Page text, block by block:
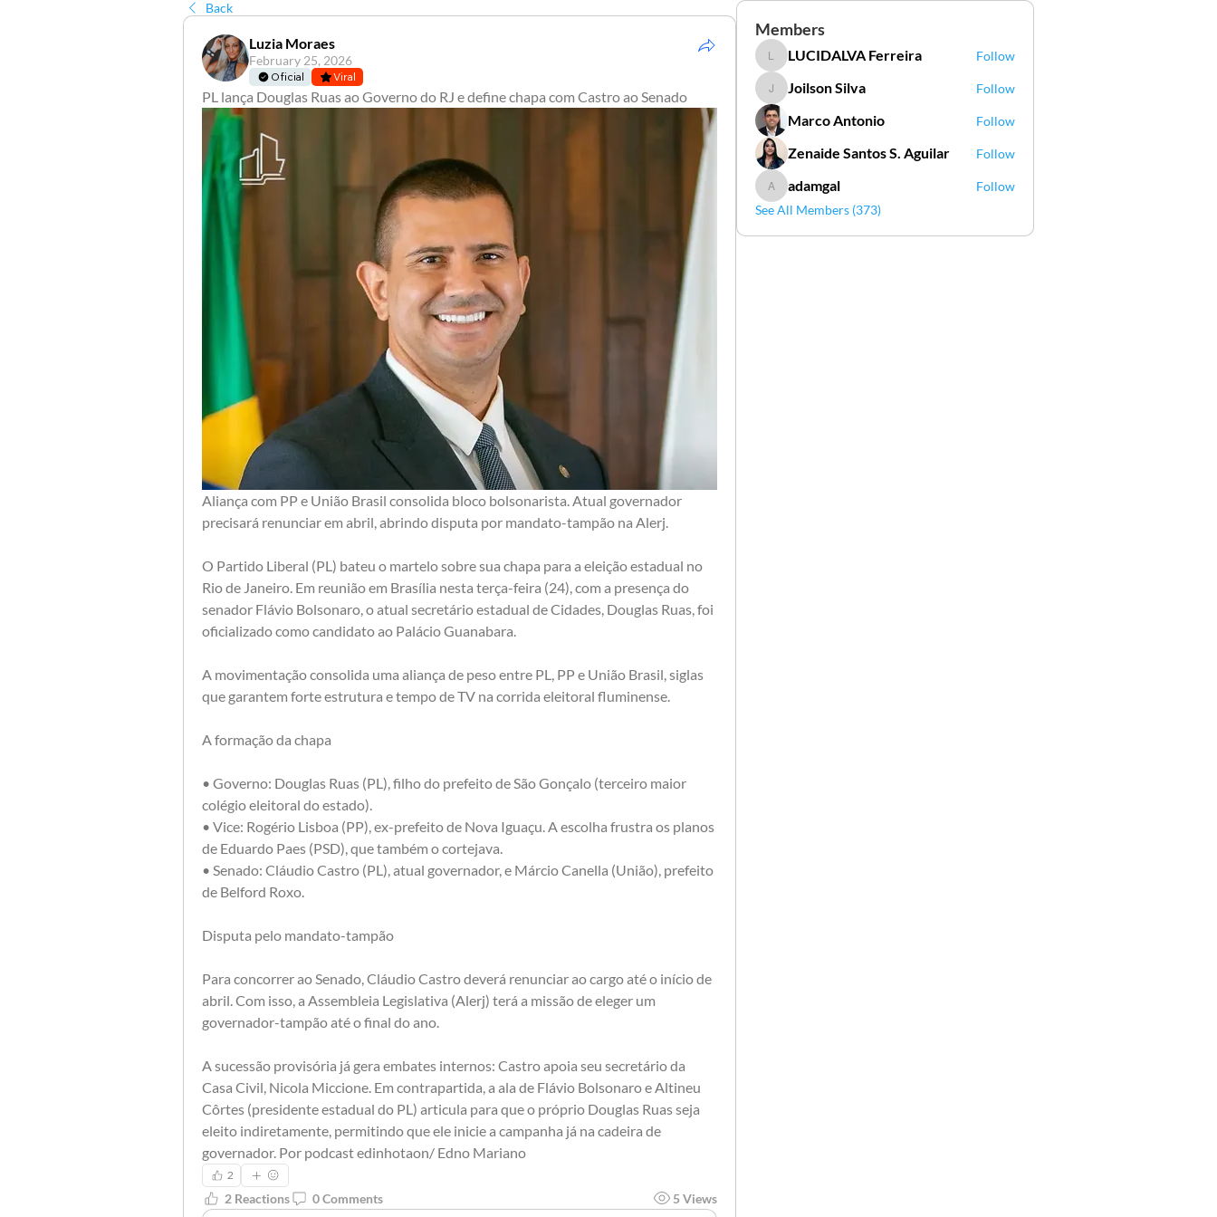
Back
Luzia Moraes
February 25, 2026
Oficial Viral
PL lança Douglas Ruas ao Governo do RJ e define chapa com Castro ao Senado
Aliança com PP e União Brasil consolida bloco bolsonarista. Atual governador
precisará renunciar em abril, abrindo disputa por mandato-tampão na Alerj.
O Partido Liberal (PL) bateu o martelo sobre sua chapa para a eleição estadual no
Rio de Janeiro. Em reunião em Brasília nesta terça-feira (24), com a presença do
senador Flávio Bolsonaro, o atual secretário estadual de Cidades, Douglas Ruas, foi
oficializado como candidato ao Palácio Guanabara.
A movimentação consolida uma aliança de peso entre PL, PP e União Brasil, siglas
que garantem forte estrutura e tempo de TV na corrida eleitoral fluminense.
A formação da chapa
• Governo: Douglas Ruas (PL), filho do prefeito de São Gonçalo (terceiro maior
colégio eleitoral do estado).
• Vice: Rogério Lisboa (PP), ex-prefeito de Nova Iguaçu. A escolha frustra os planos
de Eduardo Paes (PSD), que também o cortejava.
• Senado: Cláudio Castro (PL), atual governador, e Márcio Canella (União), prefeito
de Belford Roxo.
Disputa pelo mandato-tampão
Para concorrer ao Senado, Cláudio Castro deverá renunciar ao cargo até o início de
abril. Com isso, a Assembleia Legislativa (Alerj) terá a missão de eleger um
governador-tampão até o final do ano.
A sucessão provisória já gera embates internos: Castro apoia seu secretário da
Casa Civil, Nicola Miccione. Em contrapartida, a ala de Flávio Bolsonaro e Altineu
Côrtes (presidente estadual do PL) articula para que o próprio Douglas Ruas seja
eleito indiretamente, permitindo que ele inicie a campanha já na cadeira de
governador. Por podcast edinhotaon/ Edno Mariano
2
2 Reactions 0 Comments 5 Views
Members
LUCIDALVA Ferreira
LUCIDALVA Ferreira Follow
Joilson Silva
Joilson Silva Follow
Marco Antonio Follow
Zenaide Santos S. Aguilar Follow
adamgal
adamgal
Follow
See All Members (373)